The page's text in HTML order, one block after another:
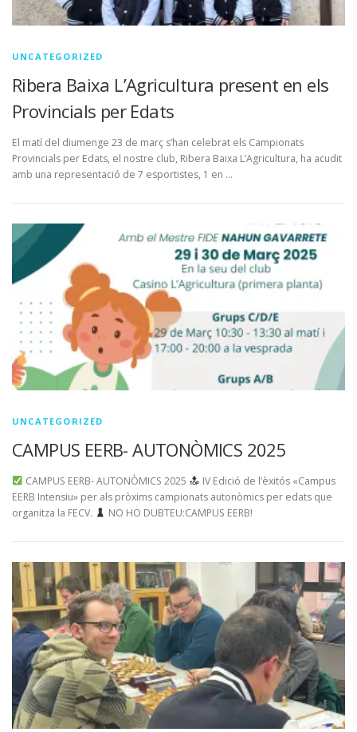
UNCATEGORIZED
Ribera Baixa L’Agricultura present en els
Provincials per Edats
El matí del diumenge 23 de març s’han celebrat els Campionats
Provincials per Edats, el nostre club, Ribera Baixa L’Agricultura, ha acudit
amb una representació de 7 esportistes, 1 en …
UNCATEGORIZED
CAMPUS EERB- AUTONÒMICS 2025
CAMPUS EERB- AUTONÒMICS 2025
IV Edició de l’èxitós «Campus
EERB Intensiu» per als pròxims campionats autonòmics per edats que
organitza la FECV.
NO HO DUBTEU:CAMPUS EERB!